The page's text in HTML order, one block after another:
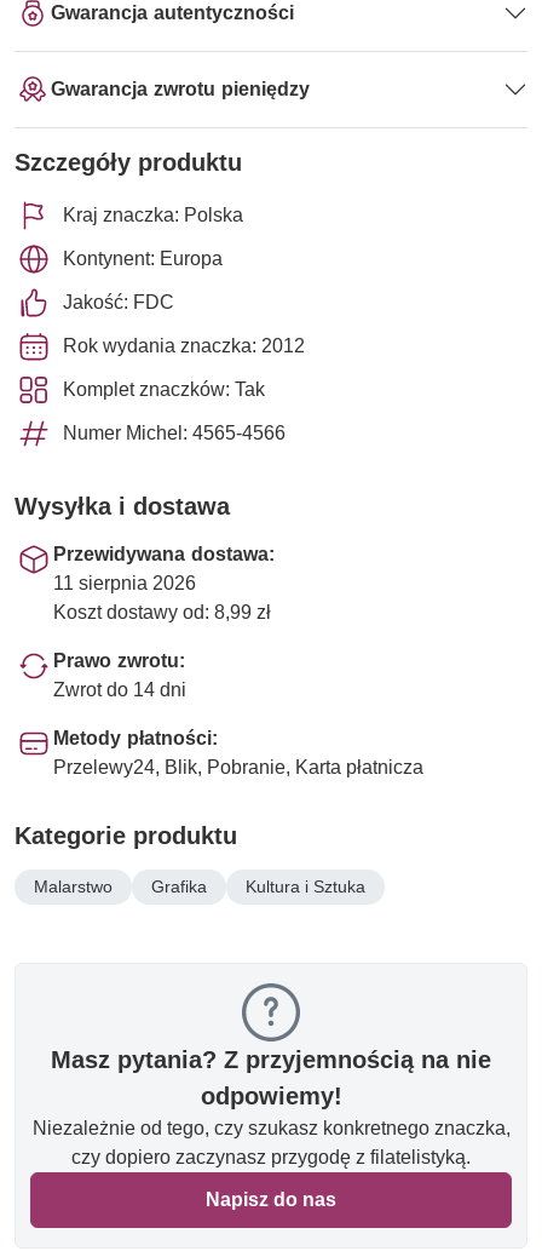
Gwarancja autentyczności
Gwarancja zwrotu pieniędzy
Szczegóły produktu
Kraj znaczka: Polska
Kontynent: Europa
Jakość: FDC
Rok wydania znaczka: 2012
Komplet znaczków: Tak
Numer Michel: 4565-4566
Wysyłka i dostawa
Przewidywana dostawa:
11 sierpnia 2026
Koszt dostawy od: 8,99 zł
Prawo zwrotu:
Zwrot do 14 dni
Metody płatności:
Przelewy24, Blik, Pobranie, Karta płatnicza
Kategorie produktu
Malarstwo Grafika Kultura i Sztuka
Masz pytania? Z przyjemnością na nie
odpowiemy!
Niezależnie od tego, czy szukasz konkretnego znaczka,
czy dopiero zaczynasz przygodę z filatelistyką.
Napisz do nas